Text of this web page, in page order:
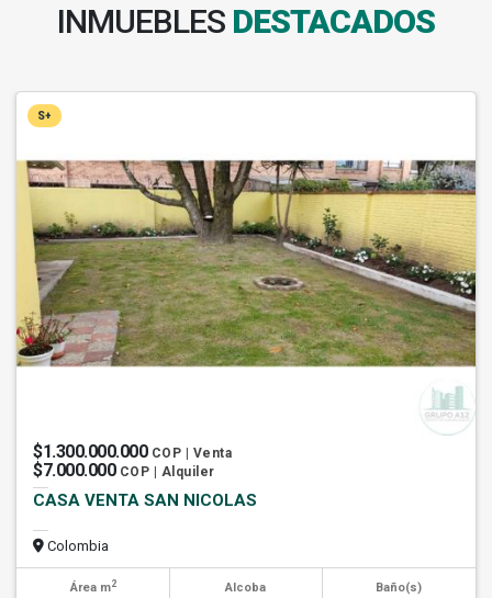
INMUEBLES DESTACADOS
S+
$1.300.000.000 COP | Venta
$7.000.000 COP | Alquiler
CASA VENTA SAN NICOLAS
Colombia
Área m2 Alcoba Baño(s)